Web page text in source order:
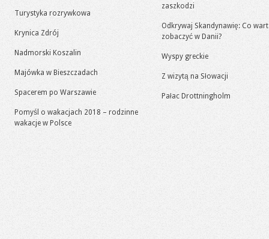
Turystyka rozrywkowa
Krynica Zdrój
Nadmorski Koszalin
Majówka w Bieszczadach
Spacerem po Warszawie
Pomyśl o wakacjach 2018 – rodzinne
wakacje w Polsce
zaszkodzi
Odkrywaj Skandynawię: Co
zobaczyć w Danii?
Wyspy greckie
Z wizytą na Słowacji
Pałac Drottningholm